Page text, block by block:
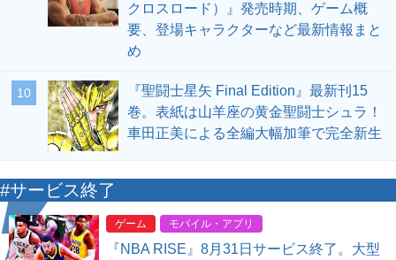
クロスロード）』発売時期、ゲーム概
要、登場キャラクターなど最新情報まと
め
10
『聖闘士星矢 Final Edition』最新刊15
巻。表紙は山羊座の黄金聖闘士シュラ！
車田正美による全編大幅加筆で完全新生
#サービス終了
ゲーム モバイル・アプリ
『NBA RISE』8月31日サービス終了。大型